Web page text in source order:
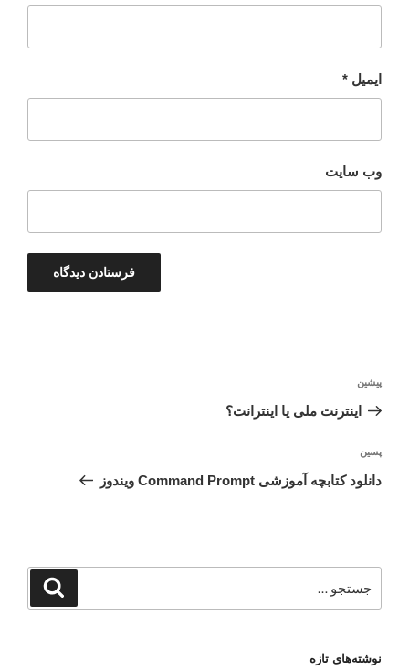
ایمیل *
وب‌ سایت
نوشته
قبلی
پیشین
اینترنت ملی یا اینترانت؟
نوشته‌ٔ
بعدی
پسین
دانلود کتابچه آموزشی Command Prompt ویندوز
برای
جستجو
نوشته‌های تازه